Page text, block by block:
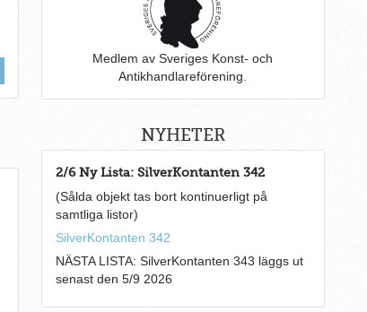
Medlem av Sveriges Konst- och
Antikhandlareförening.
NYHETER
2/6 Ny Lista: SilverKontanten 342
(Sålda objekt tas bort kontinuerligt på
samtliga listor)
SilverKontanten 342
NÄSTA LISTA: SilverKontanten 343 läggs ut
senast den 5/9 2026